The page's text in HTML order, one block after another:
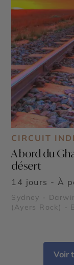
CIRCUIT
A bord du
désert
14 jours - À
Sydney -
(Ayers Rock) -
Voir